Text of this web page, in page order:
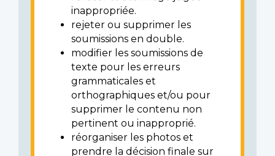
inappropriée.
rejeter ou supprimer les
soumissions en double.
modifier les soumissions de
texte pour les erreurs
grammaticales et
orthographiques et/ou pour
supprimer le contenu non
pertinent ou inapproprié.
réorganiser les photos et
prendre la décision finale sur